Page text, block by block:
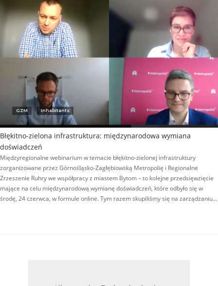
GZM Inhabitants
Błękitno-zielona infrastruktura: międzynarodowa wymiana
doświadczeń
Międzyregionalne webinarium w temacie błękitno-zielonej infrastruktury
zorganizowane przez Górnośląsko-Zagłębiowską Metropolię i Regionalne
Zrzeszenie Ruhry we współpracy z miastem Bytom – to kolejne przedsięwzięcie
mające na celu międzynarodową wymianę doświadczeń, które odbyło się w
środę, 24 czerwca, w formule online. Tym razem skupiliśmy się na zarządzaniu…